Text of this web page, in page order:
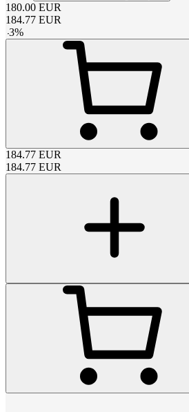
180.00 EUR
184.77 EUR
-3%
184.77 EUR
184.77 EUR